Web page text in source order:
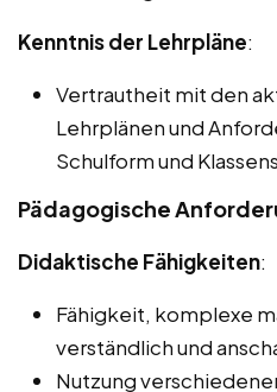
Kenntnis der Lehrpläne:
Vertrautheit mit den
Lehrplänen und
Schulform und
Pädagogische
Didaktische Fähigkeiten:
Fähigkeit, komplexe
verständlich und
Nutzung